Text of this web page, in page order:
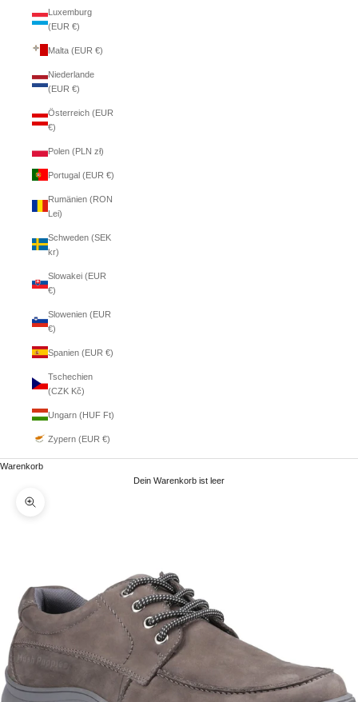
Luxemburg
(EUR €)
Malta (EUR €)
Niederlande
(EUR €)
Österreich (EUR
€)
Polen (PLN zł)
Portugal (EUR €)
Rumänien (RON
Lei)
Schweden (SEK
kr)
Slowakei (EUR
€)
Slowenien (EUR
€)
Spanien (EUR €)
Tschechien
(CZK Kč)
Ungarn (HUF Ft)
Zypern (EUR €)
Warenkorb
Dein Warenkorb ist leer
Bild vergrößern